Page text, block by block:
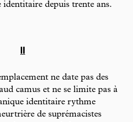
identitaire depuis trente ans.
II
ne date pas des
camus et ne se limite pas à
identitaire rythme
de suprémacistes